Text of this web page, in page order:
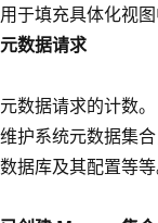
用于填充具体化视
元数据请求
元数据请求的计数
维护系统元数据集合
数据库及其配置等等